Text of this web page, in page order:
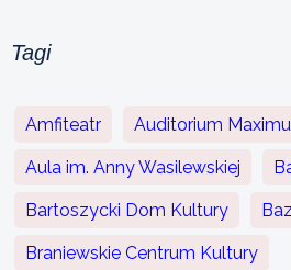
Tagi
Amfiteatr Auditorium
Aula im. Anny Wasilewskiej
Bartoszycki Dom Kultury
Braniewskie Centrum Kultury